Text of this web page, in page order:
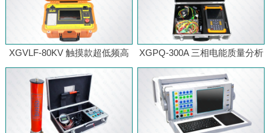
XGVLF-80KV 触摸款超低频高
压发生器
XGPQ-300A 三相电能质量分析
仪